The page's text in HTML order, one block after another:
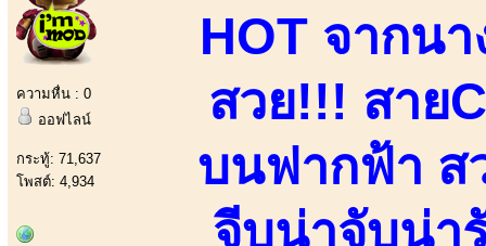
ความหื่น : 0
ออฟไลน์
กระทู้: 71,637
โพสต์: 4,934
HOT จากน
สวย!!! สาย
บนฟากฟ้า ส
จีบน่าจับน่า